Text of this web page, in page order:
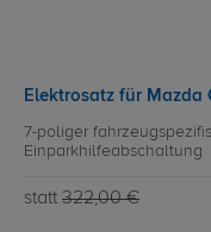
Elektrosatz für Mazda
7-poliger
Einparkhilfeabschaltung
statt 322,00 €